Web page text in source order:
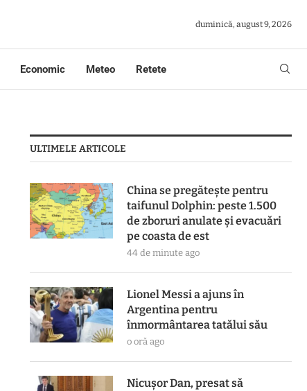
duminică, august 9, 2026
Economic Meteo Retete
ULTIMELE ARTICOLE
China se pregătește pentru
taifunul Dolphin: peste 1.500
de zboruri anulate și evacuări
pe coasta de est
44 de minute ago
Lionel Messi a ajuns în
Argentina pentru
înmormântarea tatălui său
o oră ago
Nicușor Dan, presat să